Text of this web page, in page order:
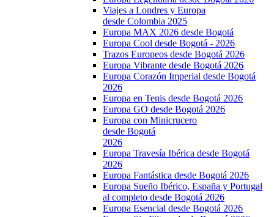
Viajes a Londres y Europa
desde Colombia 2025
Europa MAX 2026 desde Bogotá
Europa Cool desde Bogotá - 2026
Trazos Europeos desde Bogotá 2026
Europa Vibrante desde Bogotá 2026
Europa Corazón Imperial desde Bogotá
2026
Europa en Tenis desde Bogotá 2026
Europa GO desde Bogotá 2026
Europa con Minicrucero
desde Bogotá
2026
Europa Travesía Ibérica desde Bogotá
2026
Europa Fantástica desde Bogotá 2026
Europa Sueño Ibérico, España y Portugal
al completo desde Bogotá 2026
Europa Esencial desde Bogotá 2026